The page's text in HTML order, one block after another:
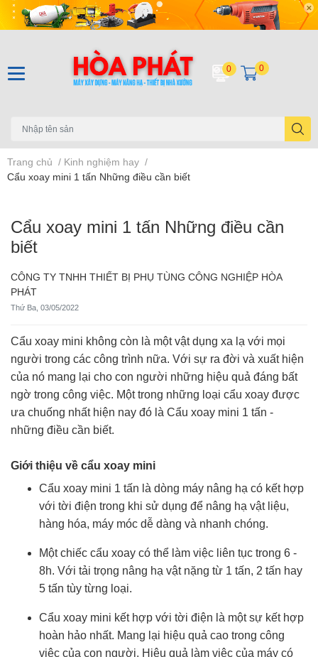
0 0
Trang chủ / Kinh nghiệm hay /
Cẩu xoay mini 1 tấn Những điều cần biết
Cẩu xoay mini 1 tấn Những điều cần
biết
CÔNG TY TNHH THIẾT BỊ PHỤ TÙNG CÔNG NGHIỆP HÒA
PHÁT
Thứ Ba, 03/05/2022
Cẩu xoay mini không còn là một vật dụng xa lạ với mọi
người trong các công trình nữa. Với sự ra đời và xuất hiện
của nó mang lại cho con người những hiệu quả đáng bất
ngờ trong công việc. Một trong những loại cẩu xoay được
ưa chuống nhất hiện nay đó là Cẩu xoay mini 1 tấn -
những điều cần biết.
Giới thiệu về cẩu xoay mini
Cẩu xoay mini 1 tấn là dòng máy nâng hạ có kết hợp
với tời điện trong khi sử dụng để nâng hạ vật liệu,
hàng hóa, máy móc dễ dàng và nhanh chóng.
Một chiếc cẩu xoay có thể làm việc liên tục trong 6 -
8h. Với tải trọng nâng hạ vật nặng từ 1 tấn, 2 tấn hay
5 tấn tùy từng loại.
Cẩu xoay mini kết hợp với tời điện là một sự kết hợp
hoàn hảo nhất. Mang lại hiệu quả cao trong công
việc của con người. Hiệu quả làm việc của máy có